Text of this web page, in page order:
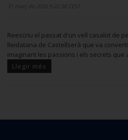
Reescriu el passat d'un vell casalot de
lleidatana de Castellserà que va
imaginant les passions i els secrets
Llegir més